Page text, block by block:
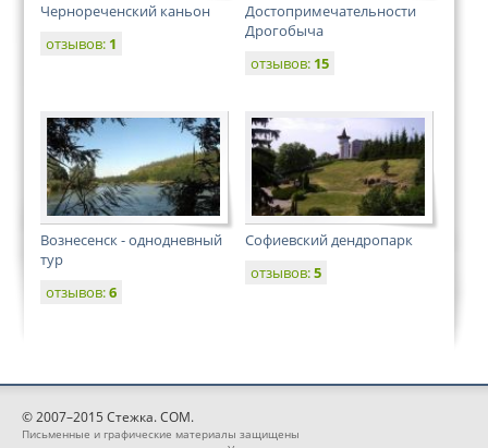
Чернореченский каньон
отзывов: 1
Достопримечательности
Дрогобыча
отзывов: 15
Вознесенск - однодневный
тур
отзывов:6
Софиевский дендропарк
отзывов:5
© 2007–2015 Стежка. COM.
Письменные и графические материалы защищены